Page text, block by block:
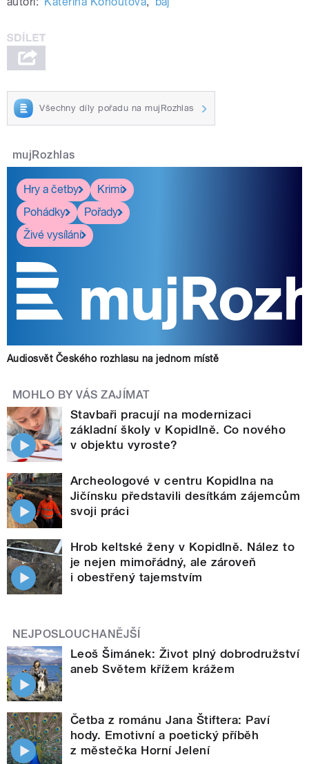
Všechny díly pořadu na mujRozhlas
mujRozhlas
Hry a četby
Krimi
Pohádky
Pořady
Živé vysílání
Audiosvět Českého rozhlasu na jednom místě
MOHLO BY VÁS ZAJÍMAT
Stavbaři pracují na modernizaci
základní školy v Kopidlně. Co nového
v objektu vyroste?
Archeologové v centru Kopidlna na
Jičínsku představili desítkám zájemcům
svoji práci
Hrob keltské ženy v Kopidlně. Nález to
je nejen mimořádný, ale zároveň
i obestřený tajemstvím
NEJPOSLOUCHANĚJŠÍ
Leoš Šimánek: Život plný dobrodružství
aneb Světem křížem krážem
Četba z románu Jana Štiftera: Paví
hody. Emotivní a poetický příběh
z městečka Horní Jelení